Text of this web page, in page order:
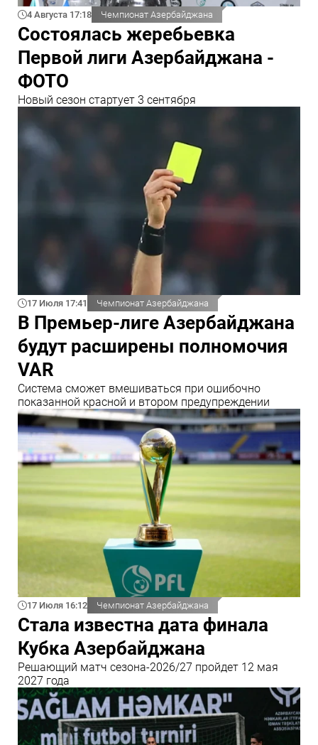
4 Августа 17:18 Чемпионат Азербайджана
Состоялась жеребьевка
Первой лиги Азербайджана -
ФОТО
Новый сезон стартует 3 сентября
17 Июля 17:41 Чемпионат Азербайджана
В Премьер-лиге Азербайджана
будут расширены полномочия
VAR
Система сможет вмешиваться при ошибочно
показанной красной и втором предупреждении
17 Июля 16:12 Чемпионат Азербайджана
Стала известна дата финала
Кубка Азербайджана
Решающий матч сезона-2026/27 пройдет 12 мая
2027 года